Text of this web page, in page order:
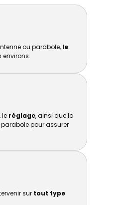
ou parabole, le
environs.
, le réglage, ainsi que la
pour assurer
sur tout type